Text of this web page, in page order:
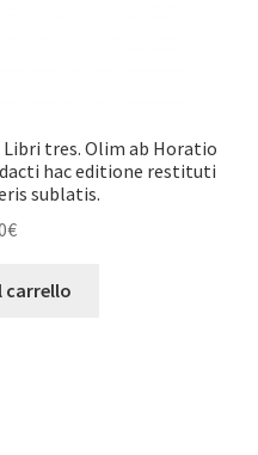
tres. Olim ab Horatio
hac editione restituti
sublatis.
€
carrello